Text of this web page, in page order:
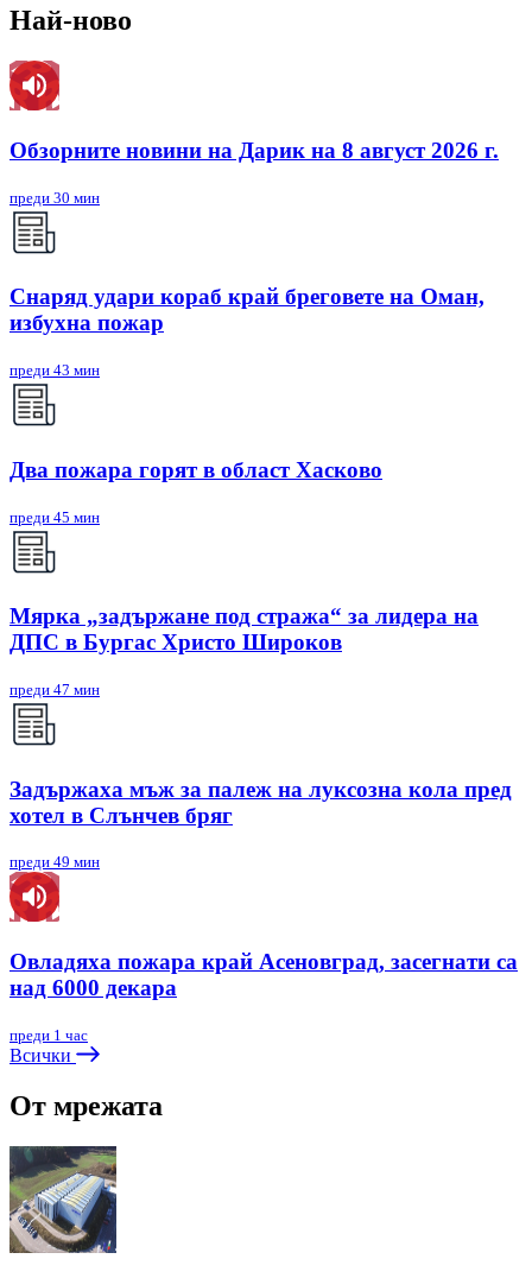
Най-ново
Обзорните новини на Дарик на 8 август 2026 г.
преди 30 мин
Снаряд удари кораб край бреговете на Оман,
избухна пожар
преди 43 мин
Два пожара горят в област Хасково
преди 45 мин
Мярка „задържане под стража“ за лидера на
ДПС в Бургас Христо Широков
преди 47 мин
Задържаха мъж за палеж на луксозна кола пред
хотел в Слънчев бряг
преди 49 мин
Овладяха пожара край Асеновград, засегнати са
над 6000 декара
преди 1 час
Всички
От мрежата